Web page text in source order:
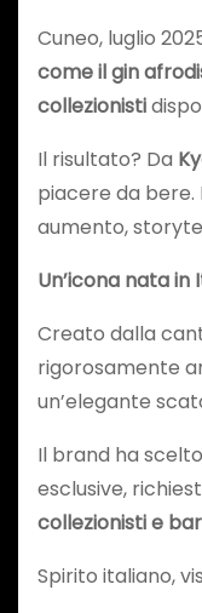
Cuneo, luglio
come il gin
collezionisti
Il risultato? Da
piacere da
aumento,
Un’icona nata in
Creato dalla
rigorosamente
un’elegante
Il brand ha
esclusive,
collezionisti e
Spirito italiano,